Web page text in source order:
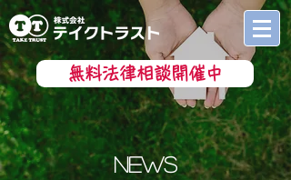
無料法律相談開催中
news